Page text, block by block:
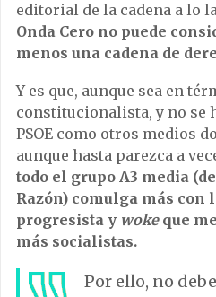
editorial de la cadena a lo
Onda Cero no puede
menos una cadena de
Y es que, aunque sea en
constitucionalista, y no se
PSOE como otros medios
aunque hasta parezca a
todo el grupo A3 media
Razón) comulga más con
progresista y wokeque
más socialistas.
Por ello, no